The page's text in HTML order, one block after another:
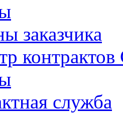
заказчика
служба